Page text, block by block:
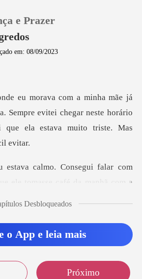
e Prazer
em: 08/09/2023
Sempre evitei chegar neste horário
q
m
ele tomasse café da manhã c
Desbloqueados
o App e leia mais
Próximo